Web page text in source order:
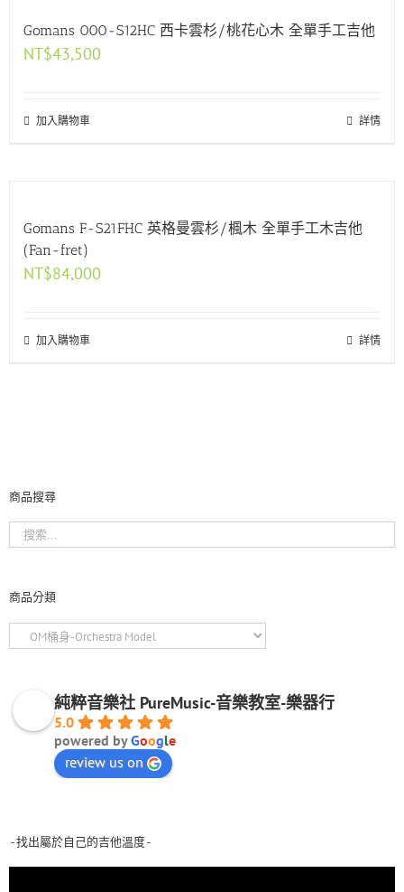
Gomans 000-S12HC 西卡雲杉/桃花心木 全單手工吉他
NT$43,500
加入購物車 詳情
Gomans F-S21FHC 英格曼雲杉/楓木 全單手工木吉他
(Fan-fret)
NT$84,000
加入購物車 詳情
商品搜尋
商品分類
純粹音樂社 PureMusic-音樂教室-樂器行
5.0
powered byGoogle
review us on
-找出屬於自己的吉他溫度-